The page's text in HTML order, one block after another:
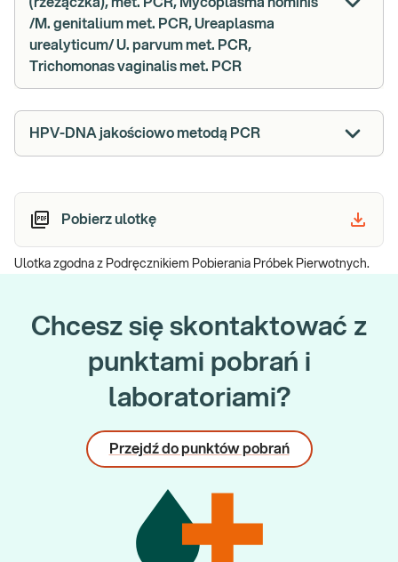
/M. genitalium met. PCR, Ureaplasma
urealyticum/ U. parvum met. PCR,
Trichomonas vaginalis met. PCR
HPV-DNA jakościowo metodą PCR
Pobierz ulotkę
Ulotka zgodna z Podręcznikiem Pobierania Próbek Pierwotnych.
Chcesz się skontaktować z
punktami pobrań i
laboratoriami?
Przejdź do punktów pobrań